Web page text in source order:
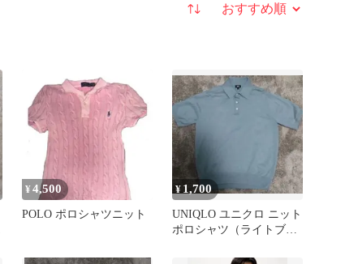
並び替え
¥ 4,500
POLO ポロシャツニット
¥ 1,700
UNIQLO ユニクロ ニット
ポロシャツ（ライトブル